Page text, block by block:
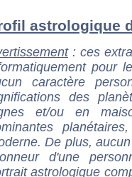
astrologique
: ces
pour
caractère
des
et/ou en
De plus,
d'une
astrologique